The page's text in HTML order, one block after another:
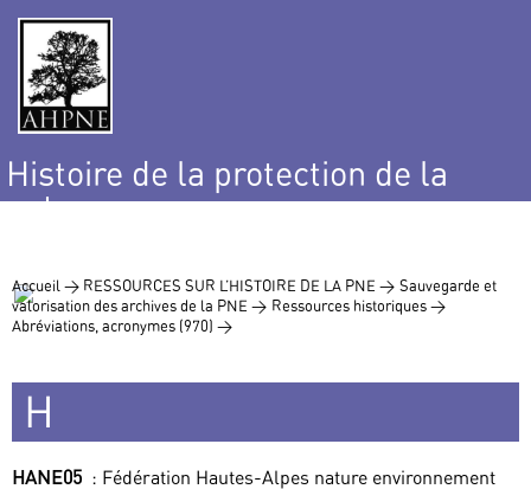
Histoire de la protection de la
nature
Accueil > RESSOURCES SUR L’HISTOIRE DE LA PNE > Sauvegarde et
valorisation des archives de la PNE > Ressources historiques >
Abréviations, acronymes (970) >
H
HANE05 : Fédération Hautes-Alpes nature environnement